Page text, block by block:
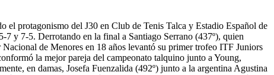
el protagonismo del J30 en Club de Tenis Talca y Estadio Español de
y 7-5. Derrotando en la final a Santiago Serrano (437º), quien
de Menores en 18 años levantó su primer trofeo ITF Juniors
la mejor pareja del campeonato talquino junto a Young,
en damas, Josefa Fuenzalida (492º) junto a la argentina Agustina